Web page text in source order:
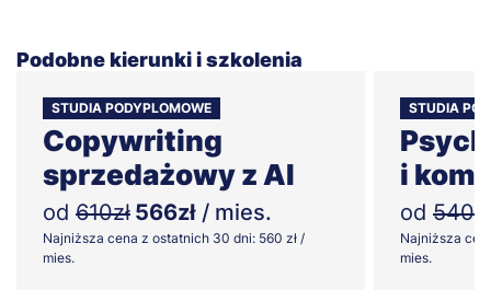
Podobne kierunki i szkolenia
STUDIA PODYPLOMOWE
Copywriting
sprzedażowy z AI
od 610zł 566zł / mies.
Najniższa cena z ostatnich 30 dni: 560 zł /
mies.
STUDIA
i
od 540zł
Najniższa
mies.